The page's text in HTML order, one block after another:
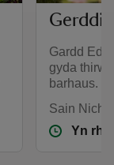
Gerddi
Gardd
gyda
barhaus.
Sain
Yn